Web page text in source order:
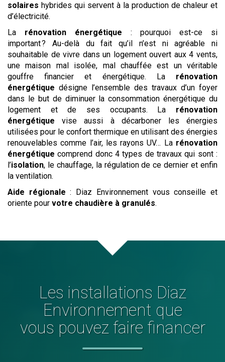
solaires hybrides qui servent à la production de chaleur et
d’électricité.
La rénovation énergétique : pourquoi est-ce si
important ? Au-delà du fait qu’il n’est ni agréable ni
souhaitable de vivre dans un logement ouvert aux 4 vents,
une maison mal isolée, mal chauffée est un véritable
gouffre financier et énergétique. La rénovation
énergétique désigne l’ensemble des travaux d’un foyer
dans le but de diminuer la consommation énergétique du
logement et de ses occupants. La rénovation
énergétique vise aussi à décarboner les énergies
utilisées pour le confort thermique en utilisant des énergies
renouvelables comme l’air, les rayons UV… La rénovation
énergétique comprend donc 4 types de travaux qui sont :
l’isolation, le chauffage, la régulation de ce dernier et enfin
la ventilation.
Aide régionale : Diaz Environnement vous conseille et
oriente pour votre chaudière à granulés.
Les installations Diaz
Environnement que
vous pouvez faire financer